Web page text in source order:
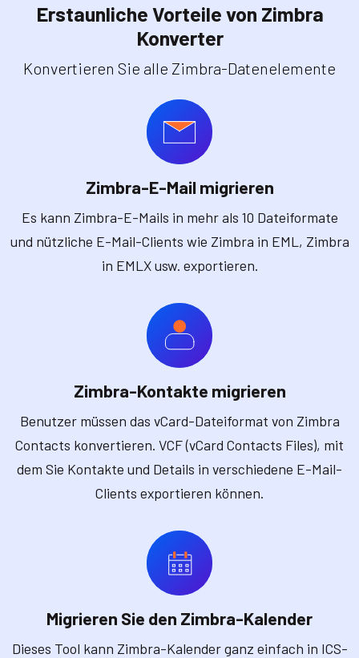
Erstaunliche Vorteile von Zimbra
Konverter
Konvertieren Sie alle Zimbra-Datenelemente
Zimbra-E-Mail migrieren
Es kann Zimbra-E-Mails in mehr als 10 Dateiformate
und nützliche E-Mail-Clients wie Zimbra in EML, Zimbra
in EMLX usw. exportieren.
Zimbra-Kontakte migrieren
Benutzer müssen das vCard-Dateiformat von Zimbra
Contacts konvertieren. VCF (vCard Contacts Files), mit
dem Sie Kontakte und Details in verschiedene E-Mail-
Clients exportieren können.
Migrieren Sie den Zimbra-Kalender
Dieses Tool kann Zimbra-Kalender ganz einfach in ICS-